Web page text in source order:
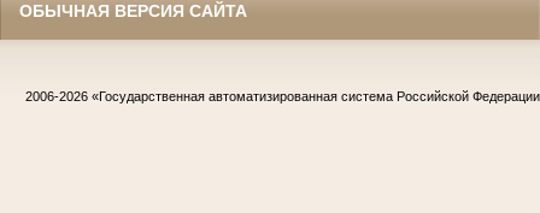
ОБЫЧНАЯ ВЕРСИЯ САЙТА
2006-2026 «Государственная автоматизированная система Российской